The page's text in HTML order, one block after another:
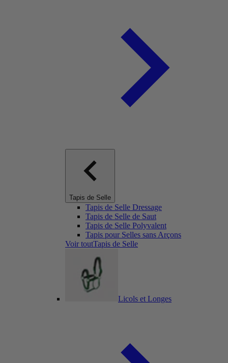
Tapis de Selle
Tapis de Selle Dressage
Tapis de Selle de Saut
Tapis de Selle Polyvalent
Tapis pour Selles sans Arçons
Voir toutTapis de Selle
Licols et Longes